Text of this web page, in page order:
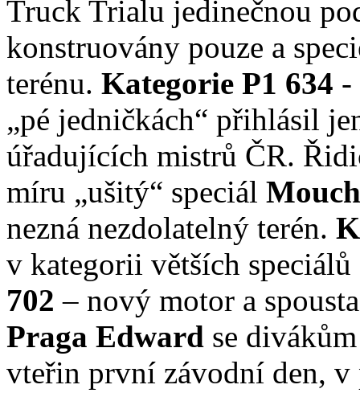
Truck Trialu jedinečnou
konstruovány pouze a
terénu. Kategorie P1 634 -
„pé jedničkách“ přihlásil
úřadujících mistrů ČR.
míru „ušitý“ speciál
nezná nezdolatelný terén.
v kategorii větších
702 – nový motor a
Praga Edward se
vteřin první závodní den,